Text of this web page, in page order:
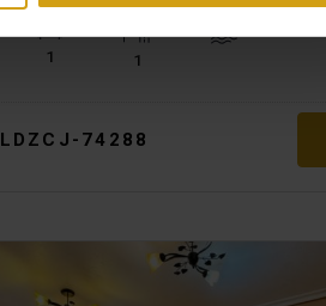
1 1
74288